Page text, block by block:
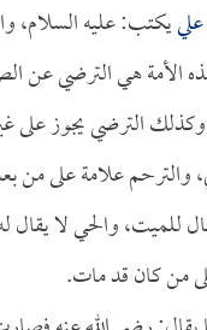
علييكتب: عليه السلام،
الأمة هي الترضي عن
الترضي يجوز على
علامة على من
للميت، والحي لا
من كان قد مات.